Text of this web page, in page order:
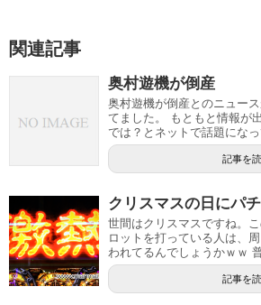
関連記事
奥村遊機が倒産
奥村遊機が倒産とのニュー
てました。 もともと情報が
では？とネットで話題にな
記事を
クリスマスの日にパ
世間はクリスマスですね。
ロットを打っている人は、
われてるんでしょうかｗｗ
記事を